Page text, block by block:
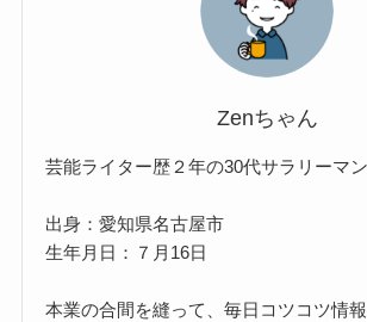
Zenちゃん
芸能ライター歴２年の30代サラリーマン
出身：愛知県名古屋市
生年月日：７月16日
本業の合間を縫って、毎日コツコツ情報